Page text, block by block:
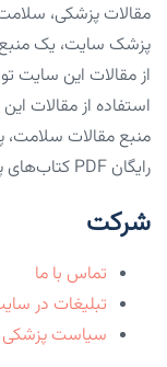
مقالات پزشکی،
پزشک سایت، یک
از مقالات این سایت
استفاده از مقالات
منبع مقالات سلامت،
رایگان PDF کتاب‌های پزشکی.
شرکت
تماس با ما
تبلیغات در
سیاست